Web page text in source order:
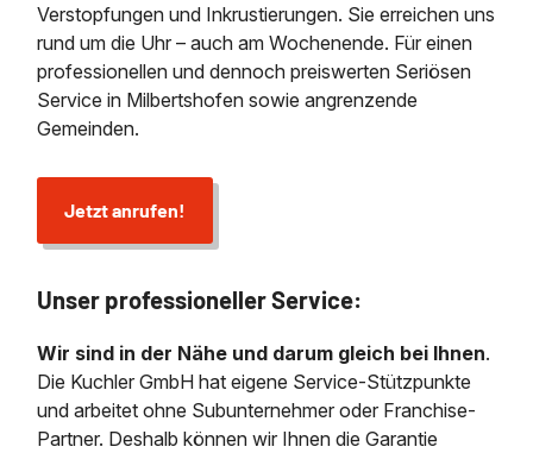
Verstopfungen und Inkrustierungen. Sie erreichen uns
rund um die Uhr – auch am Wochenende. Für einen
professionellen und dennoch preiswerten Seriösen
Service in Milbertshofen sowie angrenzende
Gemeinden.
Jetzt anrufen!
Unser professioneller Service:
Wir sind in der Nähe und darum gleich bei Ihnen.
Die Kuchler GmbH hat eigene Service-Stützpunkte
und arbeitet ohne Subunternehmer oder Franchise-
Partner. Deshalb können wir Ihnen die Garantie